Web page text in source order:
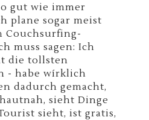
gut wie immer
plane sogar meist
Couchsurfing-
muss sagen: Ich
die tollsten
- habe wírklich
dadurch gemacht,
sieht Dinge
sieht, ist gratis,